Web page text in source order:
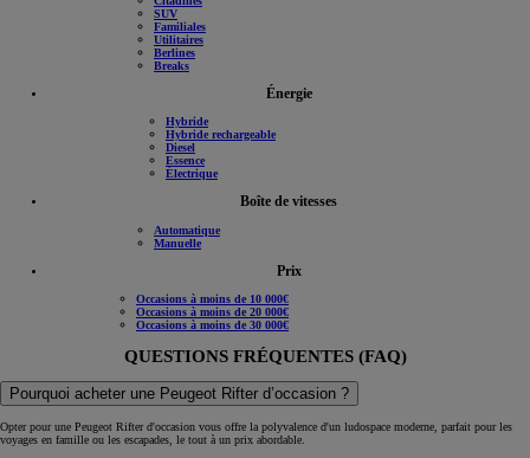
SUV
Familiales
Utilitaires
Berlines
Breaks
Énergie
Hybride
Hybride rechargeable
Diesel
Essence
Électrique
Boîte de vitesses
Automatique
Manuelle
Prix
Occasions à moins de 10 000€
Occasions à moins de 20 000€
Occasions à moins de 30 000€
QUESTIONS FRÉQUENTES (FAQ)
Pourquoi acheter une Peugeot Rifter d’occasion ?
Opter pour une Peugeot Rifter d'occasion vous offre la polyvalence d'un ludospace moderne, parfait pour les
voyages en famille ou les escapades, le tout à un prix abordable.